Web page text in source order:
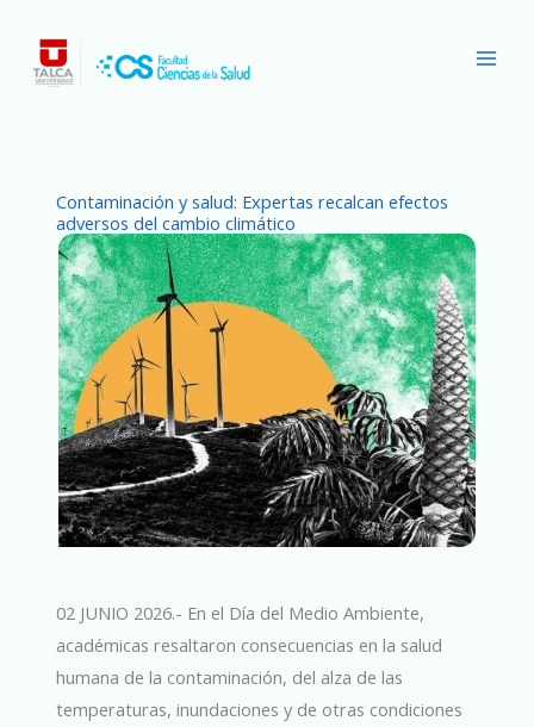
contenido
Contaminación y salud: Expertas recalcan efectos
adversos del cambio climático
02 JUNIO 2026.- En el Día del Medio Ambiente,
académicas resaltaron consecuencias en la salud
humana de la contaminación, del alza de las
temperaturas, inundaciones y de otras condiciones